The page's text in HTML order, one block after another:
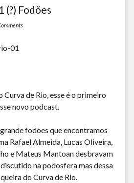
(?) Fodões
Curva de Rio, esse é o primeiro
novo podcast.
fodões que encontramos
Rafael Almeida, Lucas Oliveira,
e Mateus Mantoan desbravam
na podosfera mas dessa
do Curva de Rio.